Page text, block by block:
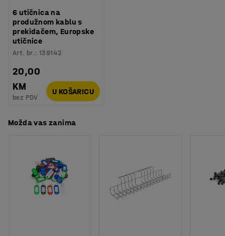
6 utičnica na
produžnom kablu s
prekidačem, Europske
utičnice
Art. br.:139142
20,00
KM
bez PDV
U KOŠARICU
Možda vas zanima